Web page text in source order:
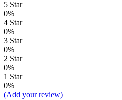
5 Star
0%
4 Star
0%
3 Star
0%
2 Star
0%
1 Star
0%
(Add your review)